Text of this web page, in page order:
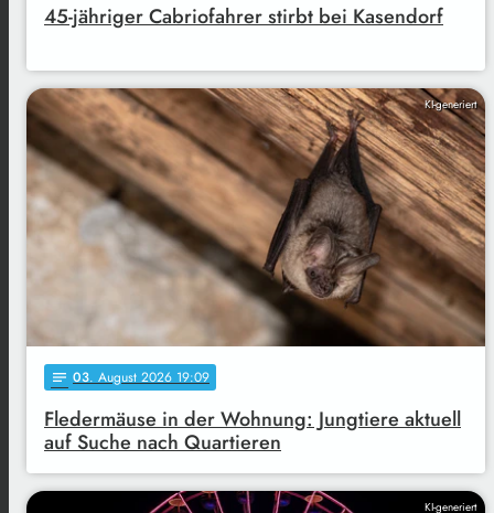
45-jähriger Cabriofahrer stirbt bei Kasendorf
KI-generiert
notes 03. August 2026 19:09
Fledermäuse in der Wohnung: Jungtiere aktuell
auf Suche nach Quartieren
KI-generiert